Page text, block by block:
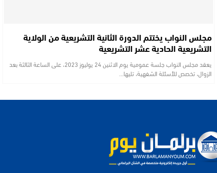
مجلس النواب يختتم الدورة الثانية التشريعية من الولاية
التشريعية الحادية عشر التشريعية
يعقد مجلس النواب جلسة عمومية يوم الاثنين 24 يوليوز 2023، على الساعة الثالثة بعد
الزوال، تخصص للأسئلة الشفهية، تليها…